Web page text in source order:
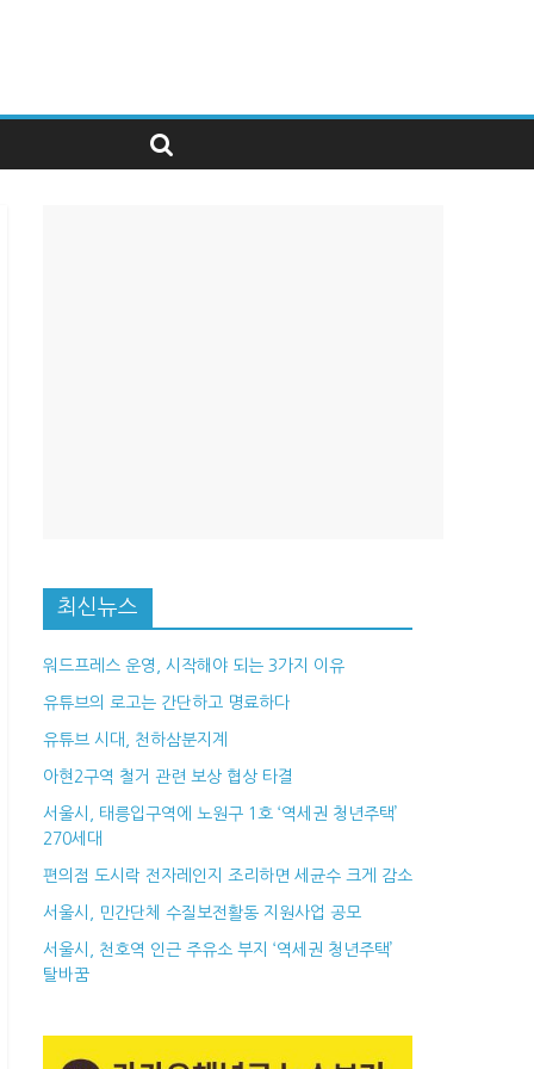
최신뉴스
워드프레스 운영, 시작해야 되는 3가지 이유
유튜브의 로고는 간단하고 명료하다
유튜브 시대, 천하삼분지계
아현2구역 철거 관련 보상 협상 타결
서울시, 태릉입구역에 노원구 1호 ‘역세권 청년주택’
270세대
편의점 도시락 전자레인지 조리하면 세균수 크게 감소
서울시, 민간단체 수질보전활동 지원사업 공모
서울시, 천호역 인근 주유소 부지 ‘역세권 청년주택’
탈바꿈